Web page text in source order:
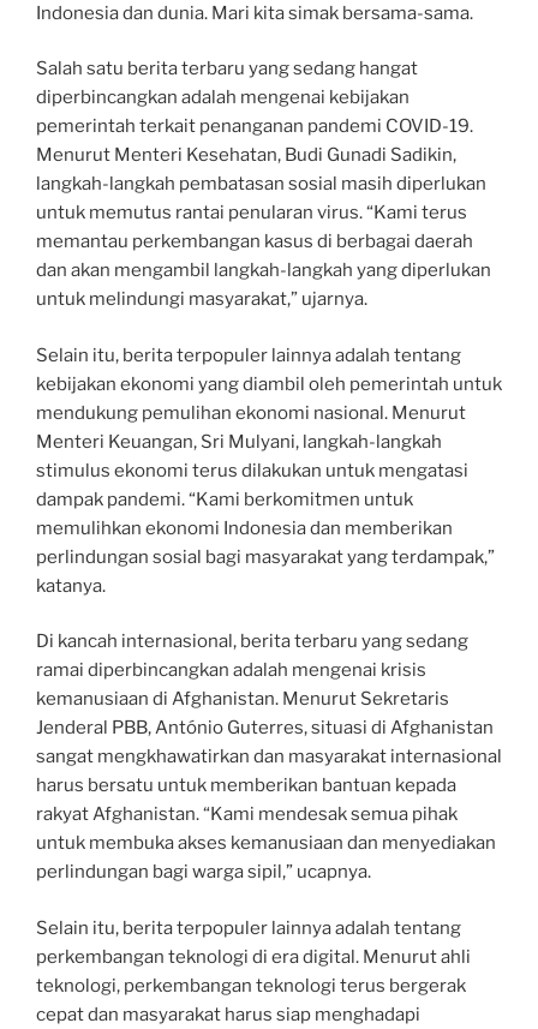
Indonesia dan dunia. Mari kita simak bersama-sama.
Salah satu berita terbaru yang sedang hangat
diperbincangkan adalah mengenai kebijakan
pemerintah terkait penanganan pandemi COVID-19.
Menurut Menteri Kesehatan, Budi Gunadi Sadikin,
langkah-langkah pembatasan sosial masih diperlukan
untuk memutus rantai penularan virus. “Kami terus
memantau perkembangan kasus di berbagai daerah
dan akan mengambil langkah-langkah yang diperlukan
untuk melindungi masyarakat,” ujarnya.
Selain itu, berita terpopuler lainnya adalah tentang
kebijakan ekonomi yang diambil oleh pemerintah untuk
mendukung pemulihan ekonomi nasional. Menurut
Menteri Keuangan, Sri Mulyani, langkah-langkah
stimulus ekonomi terus dilakukan untuk mengatasi
dampak pandemi. “Kami berkomitmen untuk
memulihkan ekonomi Indonesia dan memberikan
perlindungan sosial bagi masyarakat yang terdampak,”
katanya.
Di kancah internasional, berita terbaru yang sedang
ramai diperbincangkan adalah mengenai krisis
kemanusiaan di Afghanistan. Menurut Sekretaris
Jenderal PBB, António Guterres, situasi di Afghanistan
sangat mengkhawatirkan dan masyarakat internasional
harus bersatu untuk memberikan bantuan kepada
rakyat Afghanistan. “Kami mendesak semua pihak
untuk membuka akses kemanusiaan dan menyediakan
perlindungan bagi warga sipil,” ucapnya.
Selain itu, berita terpopuler lainnya adalah tentang
perkembangan teknologi di era digital. Menurut ahli
teknologi, perkembangan teknologi terus bergerak
cepat dan masyarakat harus siap menghadapi